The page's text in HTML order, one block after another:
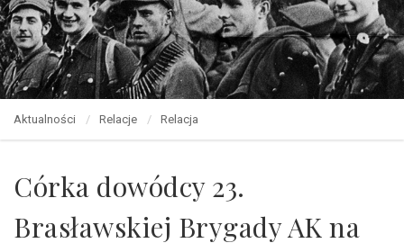
Aktualności Relacje Relacja
Córka dowódcy 23.
Brasławskiej Brygady AK na